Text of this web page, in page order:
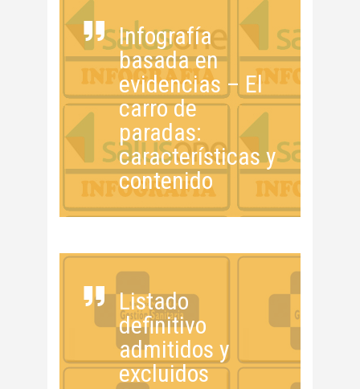
Infografía
basada en
evidencias – El
carro de
paradas:
características y
contenido
Listado
definitivo
admitidos y
excluidos